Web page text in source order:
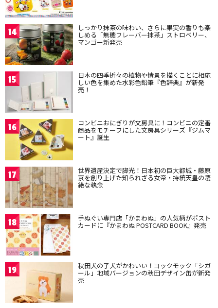
14 しっかり抹茶の味わい、さらに果実の香りも楽
しめる「無糖フレーバー抹茶」ストロベリー、
マンゴー新発売
15 日本の四季折々の植物や情景を描くことに相応
しい色を集めた水彩色鉛筆『色辞典』が新発
売！
16 コンビニおにぎりが文房具に！コンビニの定番
商品をモチーフにした文房具シリーズ『ジムマ
ート』誕生
17 世界遺産決定で脚光！日本初の巨大都城・藤原
京を創り上げた知られざる女帝・持統天皇の凄
絶な執念
18 手ぬぐい専門店「かまわぬ」の人気柄がポスト
カードに『かまわぬ POSTCARD BOOK』発売
19 秋田犬の子犬がかわいい！ヨックモック「シガ
ール」地域バージョンの秋田デザイン缶が新発
売